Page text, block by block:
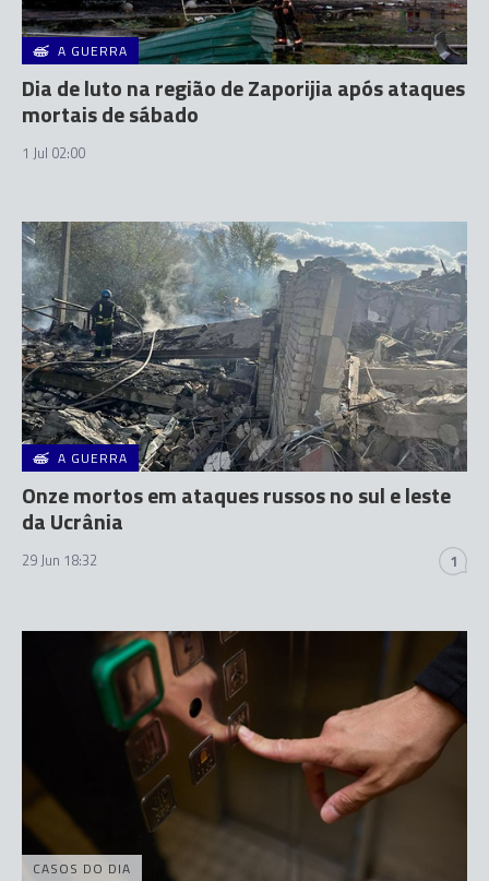
A GUERRA
Dia de luto na região de Zaporijia após ataques
mortais de sábado
1 Jul 02:00
A GUERRA
Onze mortos em ataques russos no sul e leste
da Ucrânia
29 Jun 18:32 1
CASOS DO DIA